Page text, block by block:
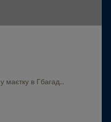
маєтку в Гбагад...